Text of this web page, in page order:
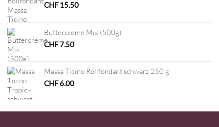
CHF15.50
Buttercreme Mix (500g)
CHF7.50
Massa Ticino Rollfondant schwarz 250 g
CHF6.00